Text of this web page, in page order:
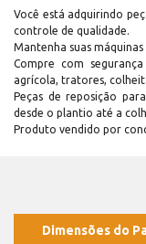
Você está adquirindo
controle de qualidade.
Mantenha suas
Compre com
agrícola, tratores,
Peças de reposição
desde o plantio até a
Produto vendido por
Dimensões do